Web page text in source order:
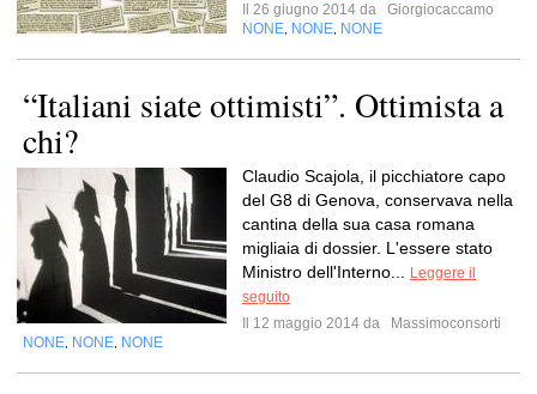
Il 26 giugno 2014 da
Giorgiocaccamo
NONE NONE NONE
“Italiani siate ottimisti”. Ottimista a
chi?
Claudio Scajola, il picchiatore capo
del G8 di Genova, conservava nella
cantina della sua casa romana
migliaia di dossier. L'essere stato
Ministro dell'Interno...
Leggere il
seguito
Il 12 maggio 2014 da
Massimoconsorti
NONE NONE NONE